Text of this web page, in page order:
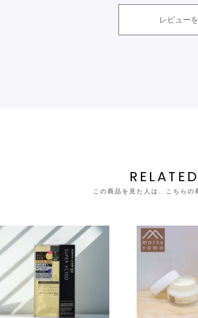
レビュー
この商品を見た人は、こちらの